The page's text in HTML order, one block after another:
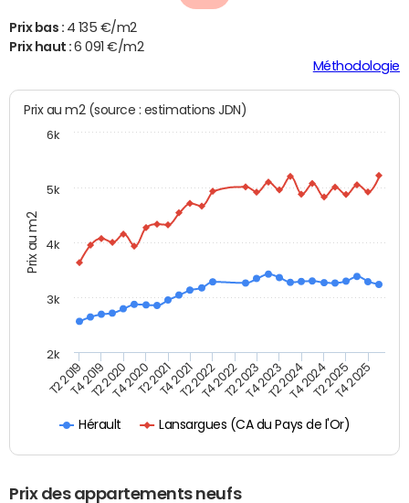
Prix bas : 4 135 €/m2
Prix haut :6 091 €/m2
Méthodologie
Prix au m2
Prix au m2 (source : estimations JDN)
Hérault Lansargues (CA du Pays de l'Or)
T2 2019T4 2019T2 2020T4 2020T2 2021T4 2021T2 2022T4 2022T2 2023T4 2023T2 2024T4 2024T2 2025T4 2025
2k
3k
4k
5k
6k
Prix des appartements neufs